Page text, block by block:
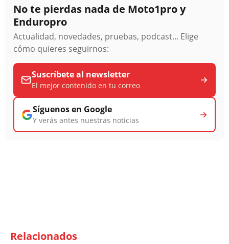
No te pierdas nada de Moto1pro y
Enduropro
Actualidad, novedades, pruebas, podcast... Elige
cómo quieres seguirnos:
Suscríbete al newsletter
El mejor contenido en tu correo
Síguenos en Google
Y verás antes nuestras noticias
Relacionados